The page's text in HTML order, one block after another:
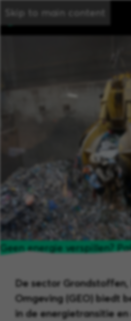
Skip to main content
Geen energie verspillen?
De sector Grondstoffen,
Omgeving (GEO) biedt
in de energietransitie